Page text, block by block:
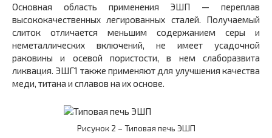
Основная область применения ЭШП — переплав
высококачественных легированных сталей. Получаемый
слиток отличается меньшим содержанием серы и
неметаллических включений, не имеет усадочной
раковины и осевой пористости, в нем слаборазвита
ликвация. ЭШГ1 также применяют для улучшения качества
меди, титана и сплавов на их основе.
Рисунок 2 – Типовая печь ЭШП